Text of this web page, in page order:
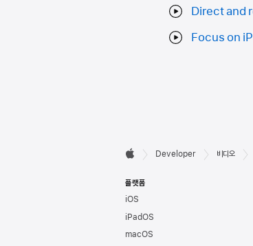
Direct and
Focus on
Developer
바닥글

Developer 비디오
플랫폼
iOS
iPadOS
macOS